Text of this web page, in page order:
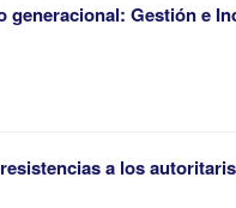
generacional: Gestión e
a los